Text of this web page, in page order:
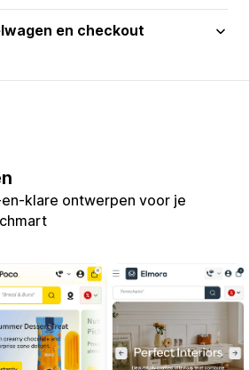
en checkout
klare ontwerpen voor je